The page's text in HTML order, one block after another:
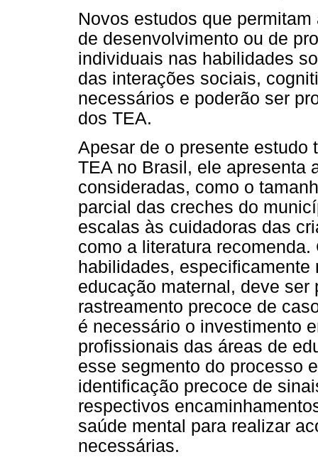
Novos estudos que
de desenvolvimento ou de
individuais nas habilidades
das interações sociais,
necessários e poderão ser
dos TEA.
Apesar de o presente estudo
TEA no Brasil, ele apresenta
consideradas, como o
parcial das creches do
escalas às cuidadoras das
como a literatura
habilidades,
educação maternal, deve ser
rastreamento precoce de
é necessário o investimento
profissionais das áreas de
esse segmento do processo
identificação precoce de
respectivos
saúde mental para realizar
necessárias.